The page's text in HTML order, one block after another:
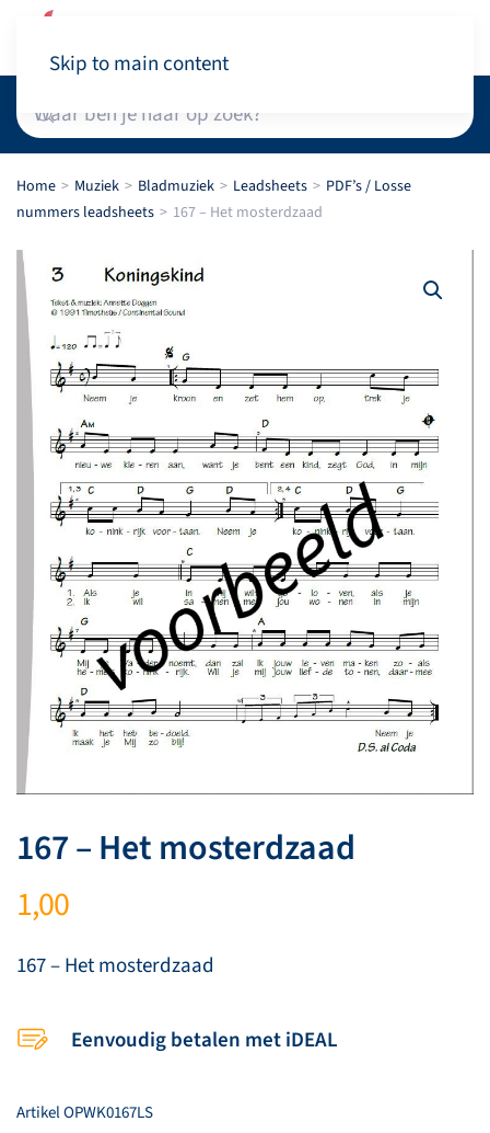
Skip to main content
Home Muziek Bladmuziek Leadsheets
PDF’s / Losse
nummers leadsheets
167 – Het mosterdzaad
167 – Het mosterdzaad
1,00
167 – Het mosterdzaad
Eenvoudig betalen met iDEAL
ArtikelOPWK0167LS